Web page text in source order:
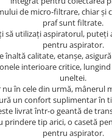
de micro-filtrare, chiar şi
praf sunt filtrate.
să utilizaţi aspiratorul, puteţi
pentru aspirator.
înaltă calitate, etanșe,
interioare critice,
uneltei.
nu în cele din urmă, mânerul
un confort suplimentar în
livrat într-o geantă de
prindere tip arici, o casetă
pentru aspirator.